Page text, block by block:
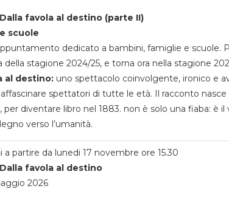
favola al destino (parte II)
scuole
dedicato a bambini, famiglie e scuole.
stagione 2024/25, e torna ora nella stagione
al destino:uno spettacolo coinvolgente, ironico e
spettatori di tutte le età. Il racconto nasce
per diventare libro nel 1883. non è solo una fiaba: è
verso l’umanità.
a partire da lunedi 17 novembre ore 15.30
favola al destino
2026